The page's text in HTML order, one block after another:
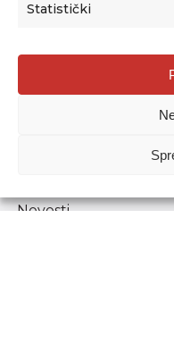
Statistički
Agencija za odgoj i
Donje Svetice 38, 10000
1778129
Prenošenje sadržaja
Novosti